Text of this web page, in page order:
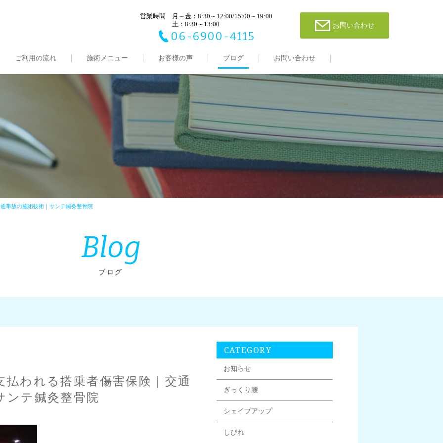
営業時間
月～金：8:30～12:00/15:00～19:00
土：8:30～13:00
06-6900-4115
お問い合わせ
ご利用の流れ 施術メニュー お客様の声 ブログ お問い合わせ
事故の施術技術｜サンテ鍼灸整骨院
Blog
ブログ
われる搭乗者傷害保険｜交通
ンテ鍼灸整骨院
CATEGORY
お知らせ
ぎっくり腰
シェイプアップ
しびれ